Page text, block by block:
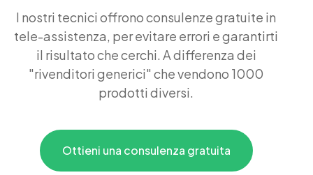
I nostri tecnici offrono consulenze gratuite in
tele-assistenza, per evitare errori e garantirti
il risultato che cerchi. A differenza dei
"rivenditori generici" che vendono 1000
prodotti diversi.
Ottieni una consulenza gratuita